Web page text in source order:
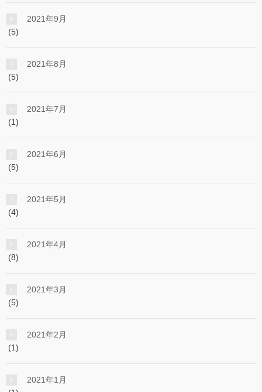
2021年9月
(5)
2021年8月
(5)
2021年7月
(1)
2021年6月
(5)
2021年5月
(4)
2021年4月
(8)
2021年3月
(5)
2021年2月
(1)
2021年1月